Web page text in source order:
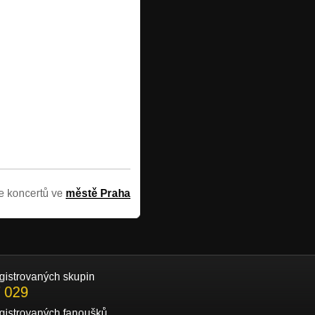
koncertů ve městě Praha
skupin
029